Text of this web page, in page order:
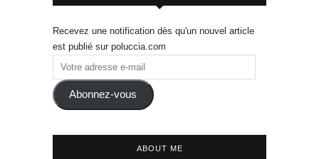
Recevez une notification dès qu'un nouvel article
est publié sur poluccia.com
Abonnez-vous
ABOUT ME